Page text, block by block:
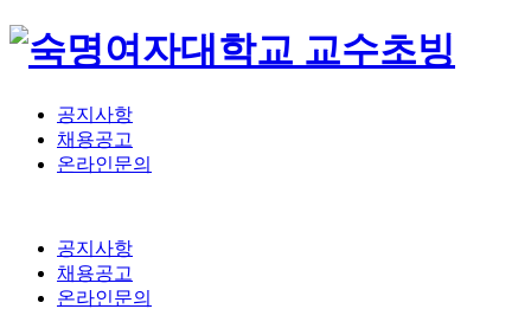
공지사항
채용공고
온라인문의
공지사항
채용공고
온라인문의